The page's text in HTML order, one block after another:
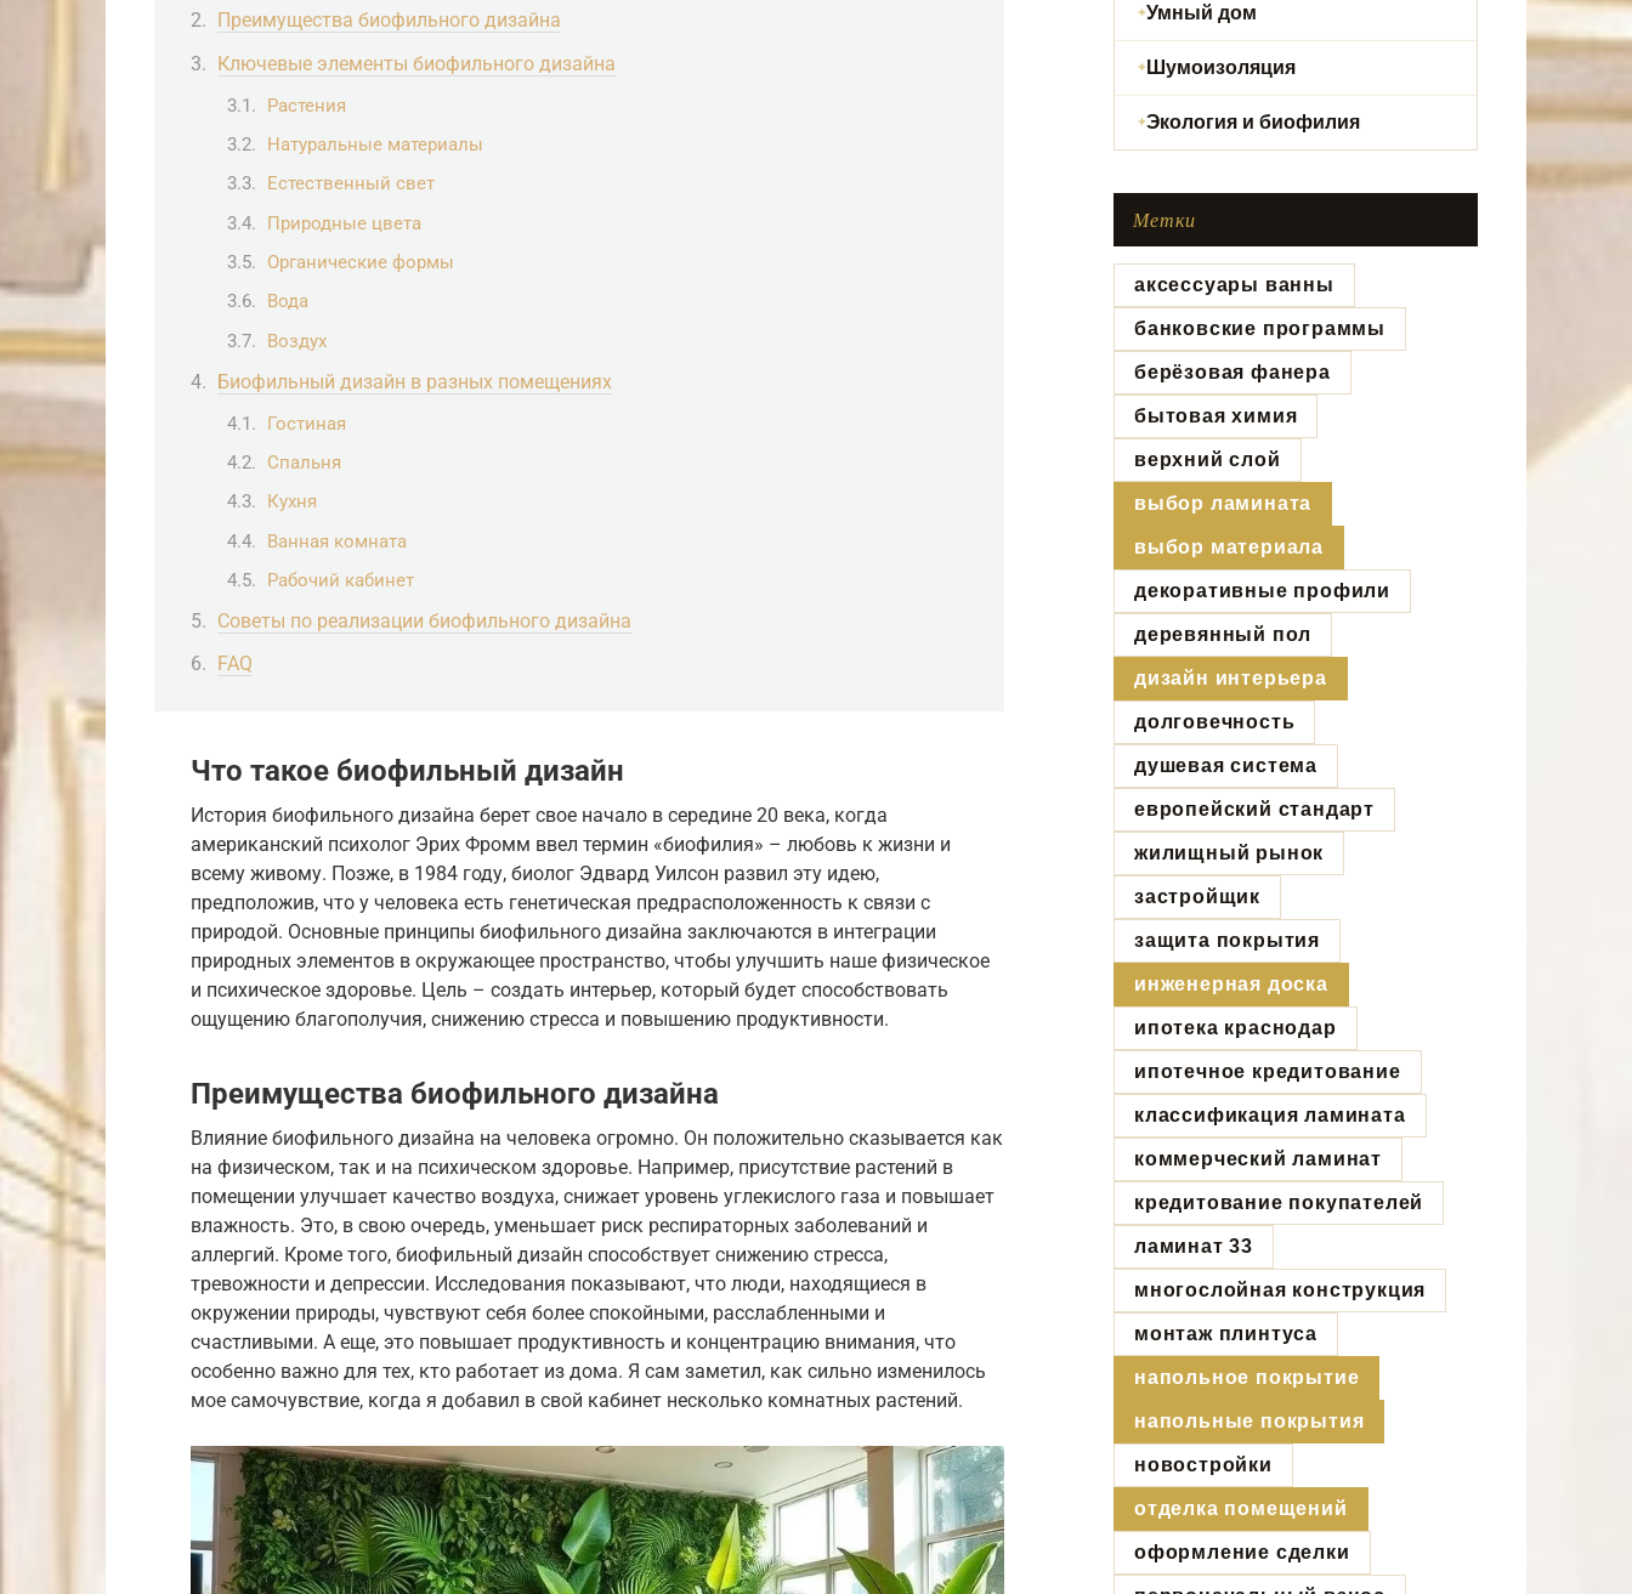
Преимущества биофильного дизайна
Ключевые элементы биофильного дизайна
Растения
Натуральные материалы
Естественный свет
Природные цвета
Органические формы
Вода
Воздух
Биофильный дизайн в разных помещениях
Гостиная
Спальня
Кухня
Ванная комната
Рабочий кабинет
Советы по реализации биофильного дизайна
FAQ
Что такое биофильный дизайн
История биофильного дизайна берет свое начало в середине 20 века, когда
американский психолог Эрих Фромм ввел термин «биофилия» – любовь к жизни и
всему живому. Позже, в 1984 году, биолог Эдвард Уилсон развил эту идею,
предположив, что у человека есть генетическая предрасположенность к связи с
природой. Основные принципы биофильного дизайна заключаются в интеграции
природных элементов в окружающее пространство, чтобы улучшить наше физическое
и психическое здоровье. Цель – создать интерьер, который будет способствовать
ощущению благополучия, снижению стресса и повышению продуктивности.
Преимущества биофильного дизайна
Влияние биофильного дизайна на человека огромно. Он положительно сказывается как
на физическом, так и на психическом здоровье. Например, присутствие растений в
помещении улучшает качество воздуха, снижает уровень углекислого газа и повышает
влажность. Это, в свою очередь, уменьшает риск респираторных заболеваний и
аллергий. Кроме того, биофильный дизайн способствует снижению стресса,
тревожности и депрессии. Исследования показывают, что люди, находящиеся в
окружении природы, чувствуют себя более спокойными, расслабленными и
счастливыми. А еще, это повышает продуктивность и концентрацию внимания, что
особенно важно для тех, кто работает из дома. Я сам заметил, как сильно изменилось
мое самочувствие, когда я добавил в свой кабинет несколько комнатных растений.
Умный дом
Шумоизоляция
Экология и биофилия
Метки
аксессуары ванны
банковские программы
берёзовая фанера
бытовая химия
верхний слой
выбор ламината
выбор материала
декоративные профили
деревянный пол
дизайн интерьера
долговечность
душевая система
европейский стандарт
жилищный рынок
застройщик
защита покрытия
инженерная доска
ипотека краснодар
ипотечное кредитование
классификация ламината
коммерческий ламинат
кредитование покупателей
ламинат 33
многослойная конструкция
монтаж плинтуса
напольное покрытие
напольные покрытия
новостройки
отделка помещений
оформление сделки